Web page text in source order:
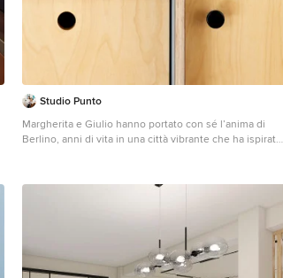
Studio Punto
Margherita e Giulio hanno portato con sé l’anima di
Berlino, anni di vita in una città vibrante che ha ispirato
nordico si accende in tonalità vivaci, diventando